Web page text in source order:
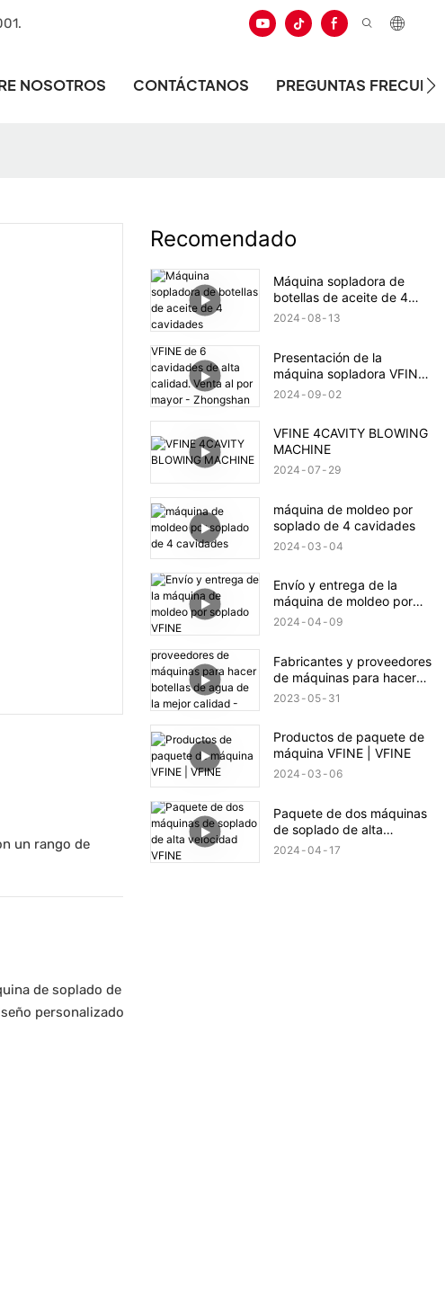
NOSOTROS CONTÁCTANOS PREGUNTAS
un rango de
Recomendado
Máquina sopladora de
botellas de aceite de 4
cavidades
2024 08 13
Presentación de la
máquina sopladora VFINE
de 6 cavidades de alta
Machinery Co., Ltd.
2024 09 02
VFINE 4CAVITY BLOWING
MACHINE
2024 07 29
máquina de moldeo por
soplado de 4 cavidades
2024 03 04
Envío y entrega de la
máquina de moldeo por
soplado VFINE
2024 04 09
Fabricantes y proveedores
de máquinas para hacer
botellas de agua de la
2023 05 31
Productos de paquete de
máquina VFINE | VFINE
2024 03 06
Paquete de dos máquinas
de soplado de alta
velocidad VFINE
2024 04 17